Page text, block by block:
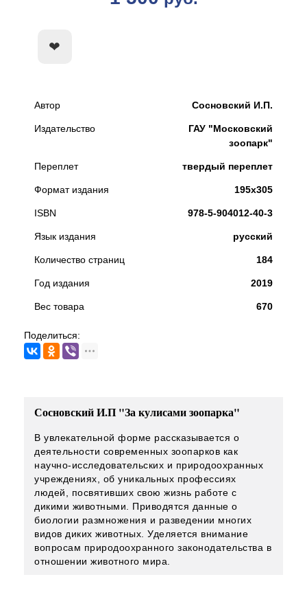
Автор Сосновский И.П.
Издательство
ГАУ "Московский
зоопарк"
Переплет твердый переплет
Формат издания 195х305
ISBN 978-5-904012-40-3
Язык издания русский
Количество страниц 184
Год издания 2019
Вес товара 670
Поделиться:
Сосновский И.П "За кулисами зоопарка"
В увлекательной форме рассказывается о
деятельности современных зоопарков как
научно-исследовательских и природоохранных
учреждениях, об уникальных профессиях
людей, посвятивших свою жизнь работе с
дикими животными. Приводятся данные о
биологии размножения и разведении многих
видов диких животных. Уделяется внимание
вопросам природоохранного законодательства в
отношении животного мира.